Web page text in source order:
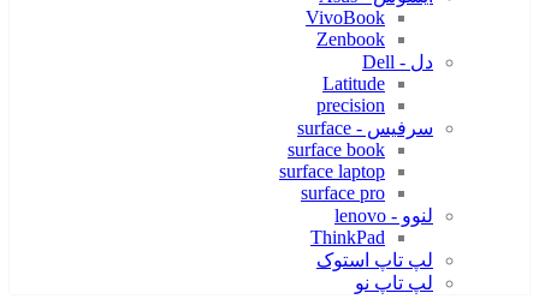
VivoBook
Zenbook
دل - Dell
Latitude
precision
سرفیس - surface
surface book
surface laptop
surface pro
لنوو - lenovo
ThinkPad
لپ تاپ استوک
لپ تاپ نو